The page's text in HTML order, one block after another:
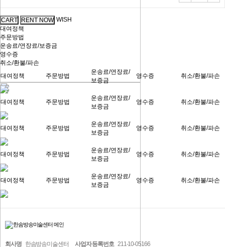
WISH
대여정책
주문방법
운송료/연장료/보증금
영수증
취소/환불/파손
대여정책
주문방법
운송료/연장료/
보증금
영수증 취소/환불/파손
대여정책 주문방법
운송료/연장료/
보증금
영수증 취소/환불/파손
대여정책 주문방법
운송료/연장료/
보증금
영수증 취소/환불/파손
대여정책 주문방법
운송료/연장료/
보증금
영수증 취소/환불/파손
대여정책 주문방법
운송료/연장료/
보증금
영수증 취소/환불/파손
회사명 한솜방송미술센터 사업자 등록번호 211-10-05166